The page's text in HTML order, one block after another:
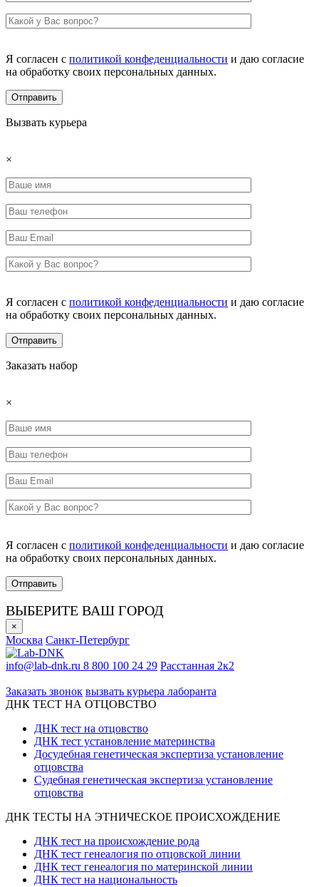
Я согласен с политикой конфеденциальности и даю согласие
на обработку своих персональных данных.
Вызвать курьера
×
Я согласен с политикой конфеденциальности и даю согласие
на обработку своих персональных данных.
Заказать набор
×
Я согласен с политикой конфеденциальности и даю согласие
на обработку своих персональных данных.
ВЫБЕРИТЕ ВАШ ГОРОД
×
Москва Санкт-Петербург
info@lab-dnk.ru 8 800 100 24 29 Расстанная 2к2
Заказать звонок вызвать курьера лаборанта
ДНК ТЕСТ НА ОТЦОВСТВО
ДНК тест на отцовство
ДНК тест установление материнства
Досудебная генетическая экспертиза установление
отцовства
Судебная генетическая экспертиза установление
отцовства
ДНК ТЕСТЫ НА ЭТНИЧЕСКОЕ ПРОИСХОЖДЕНИЕ
ДНК тест на происхождение рода
ДНК тест генеалогия по отцовской линии
ДНК тест генеалогия по материнской линии
ДНК тест на национальность